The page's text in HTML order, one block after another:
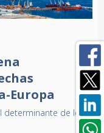
Europa
determinante de los